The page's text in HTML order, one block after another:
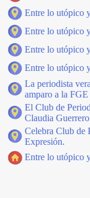
Entre lo utópico
Entre lo utópico
Entre lo utópico
Entre lo utópico
La periodista
amparo a la
El Club de
Claudia
Celebra Club de
Expresión.
Entre lo utópico